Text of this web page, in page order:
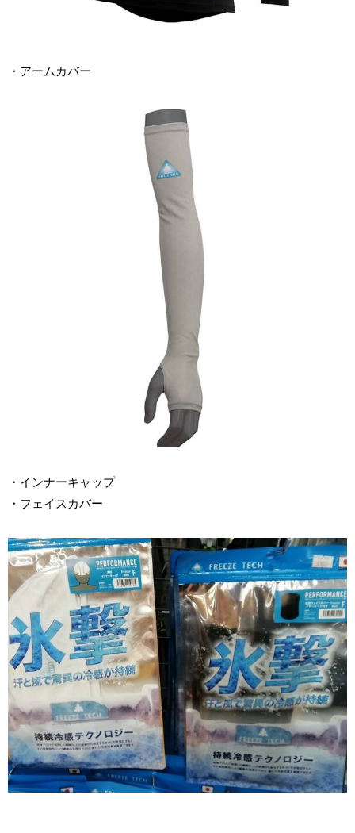
・アームカバー
・インナーキャップ
・フェイスカバー